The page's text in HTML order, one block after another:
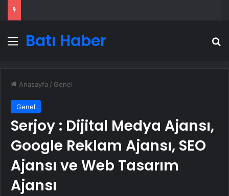
Menü
Batı Haber
Anasayfa / Genel
Genel
Serjoy : Dijital Medya Ajansı,
Google Reklam Ajansı, SEO
Ajansı ve Web Tasarım
Ajansı